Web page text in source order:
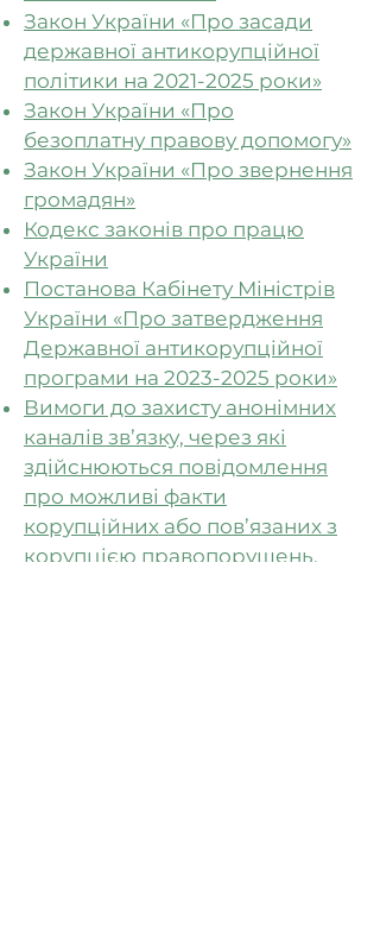
Закон України «Про засади
державної антикорупційної
політики на 2021-2025 роки»
Закон України «Про
безоплатну правову допомогу»
Закон України «Про звернення
громадян»
Кодекс законів про працю
України
Постанова Кабінету Міністрів
України «Про затвердження
Державної антикорупційної
програми на 2023-2025 роки»
Вимоги до захисту анонімних
каналів зв’язку, через які
здійснюються повідомлення
про можливі факти
корупційних або пов’язаних з
корупцією правопорушень,